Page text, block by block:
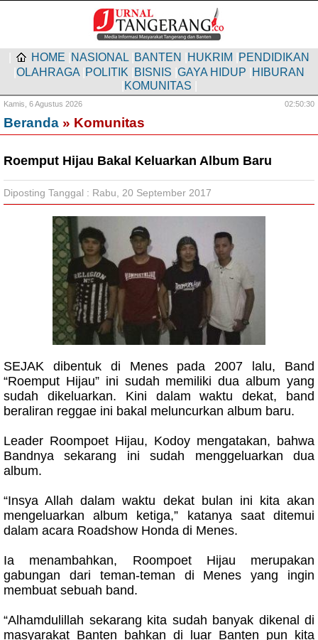
HOME NASIONAL BANTEN HUKRIM PENDIDIKAN
OLAHRAGA POLITIK BISNIS GAYA HIDUP HIBURAN
KOMUNITAS
Kamis, 6 Agustus 2026 02:50:30
Beranda » Komunitas
Roemput Hijau Bakal Keluarkan Album Baru
Diposting Tanggal : Rabu, 20 September 2017
SEJAK dibentuk di Menes pada 2007 lalu, Band
“Roemput Hijau” ini sudah memiliki dua album yang
sudah dikeluarkan. Kini dalam waktu dekat, band
beraliran reggae ini bakal meluncurkan album baru.
Leader Roompoet Hijau, Kodoy mengatakan, bahwa
Bandnya sekarang ini sudah menggeluarkan dua
album.
“Insya Allah dalam waktu dekat bulan ini kita akan
mengeluarkan album ketiga,” katanya saat ditemui
dalam acara Roadshow Honda di Menes.
Ia menambahkan, Roompoet Hijau merupakan
gabungan dari teman-teman di Menes yang ingin
membuat sebuah band.
“Alhamdulillah sekarang kita sudah banyak dikenal di
masyarakat Banten bahkan di luar Banten pun kita